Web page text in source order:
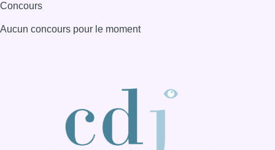
Concours
Aucun concours pour le moment